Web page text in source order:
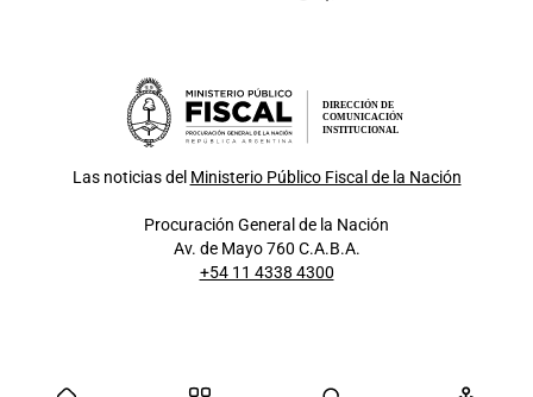
DIRECCIÓN DE
COMUNICACIÓN
INSTITUCIONAL
Las noticias del Ministerio Público Fiscal de la Nación
Procuración General de la Nación
Av. de Mayo 760 C.A.B.A.
+54 11 4338 4300